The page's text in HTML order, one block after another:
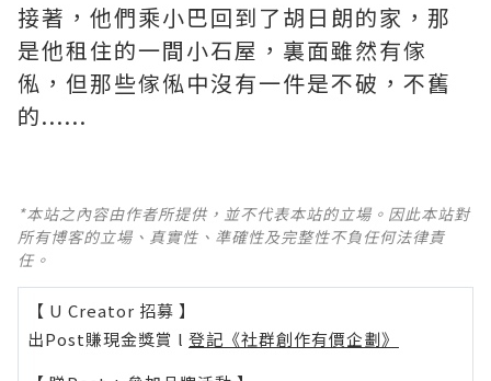
接著，他們乘小巴回到了胡日朗的家，那
是他租住的一間小石屋，裏面雖然有傢
俬，但那些傢俬中沒有一件是不破，不舊
的......
*本站之內容由作者所提供，並不代表本站的立場。因此本站對
所有博客的立場、真實性、準確性及完整性不負任何法律責
任。
【 U Creator 招募 】
出Post賺現金獎賞 l 登記《社群創作有價企劃》